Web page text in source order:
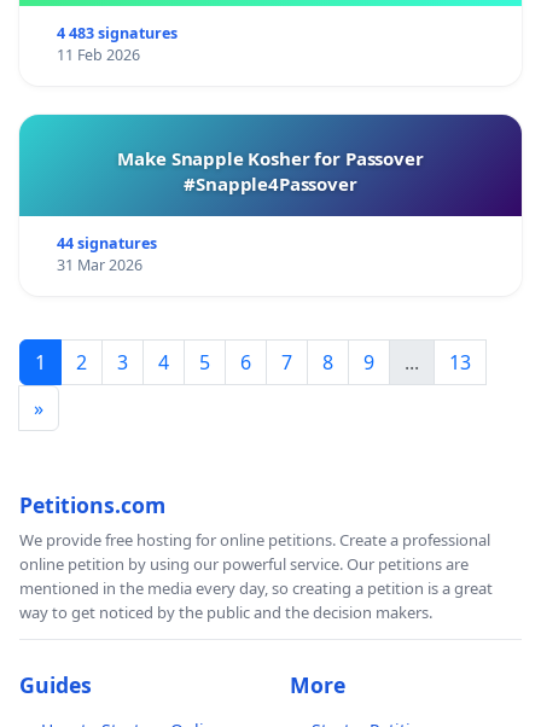
4 483 signatures
11 Feb 2026
Make Snapple Kosher for Passover
#Snapple4Passover
44 signatures
31 Mar 2026
1 2 3 4 5 6 7 8 9 ...
13
»
Petitions.com
We provide free hosting for online petitions. Create a professional
online petition by using our powerful service. Our petitions are
mentioned in the media every day, so creating a petition is a great
way to get noticed by the public and the decision makers.
Guides More